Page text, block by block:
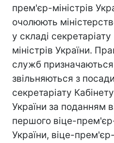
прем'єр-міністрів
очолюють
у складі секретаріату
міністрів України.
служб призначаються
звільняються з
секретаріату Кабінету
України за поданням
першого віце-
України, віце-прем'єр-